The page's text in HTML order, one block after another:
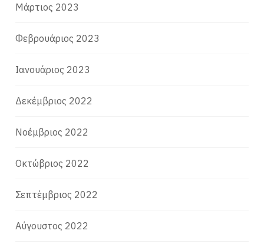
Μάρτιος 2023
Φεβρουάριος 2023
Ιανουάριος 2023
Δεκέμβριος 2022
Νοέμβριος 2022
Οκτώβριος 2022
Σεπτέμβριος 2022
Αύγουστος 2022